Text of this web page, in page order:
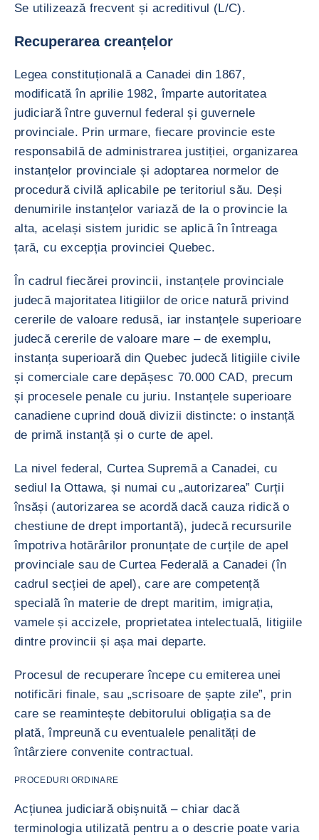
Se utilizează frecvent și acreditivul (L/C).
Recuperarea creanțelor
Legea constituțională a Canadei din 1867,
modificată în aprilie 1982, împarte autoritatea
judiciară între guvernul federal și guvernele
provinciale. Prin urmare, fiecare provincie este
responsabilă de administrarea justiției, organizarea
instanțelor provinciale și adoptarea normelor de
procedură civilă aplicabile pe teritoriul său. Deși
denumirile instanțelor variază de la o provincie la
alta, același sistem juridic se aplică în întreaga
țară, cu excepția provinciei Quebec.
În cadrul fiecărei provincii, instanțele provinciale
judecă majoritatea litigiilor de orice natură privind
cererile de valoare redusă, iar instanțele superioare
judecă cererile de valoare mare – de exemplu,
instanța superioară din Quebec judecă litigiile civile
și comerciale care depășesc 70.000 CAD, precum
și procesele penale cu juriu. Instanțele superioare
canadiene cuprind două divizii distincte: o instanță
de primă instanță și o curte de apel.
La nivel federal, Curtea Supremă a Canadei, cu
sediul la Ottawa, și numai cu „autorizarea” Curții
însăși (autorizarea se acordă dacă cauza ridică o
chestiune de drept importantă), judecă recursurile
împotriva hotărârilor pronunțate de curțile de apel
provinciale sau de Curtea Federală a Canadei (în
cadrul secției de apel), care are competență
specială în materie de drept maritim, imigrația,
vamele și accizele, proprietatea intelectuală, litigiile
dintre provincii și așa mai departe.
Procesul de recuperare începe cu emiterea unei
notificări finale, sau „scrisoare de șapte zile”, prin
care se reamintește debitorului obligația sa de
plată, împreună cu eventualele penalități de
întârziere convenite contractual.
PROCEDURI ORDINARE
Acțiunea judiciară obișnuită – chiar dacă
terminologia utilizată pentru a o descrie poate varia